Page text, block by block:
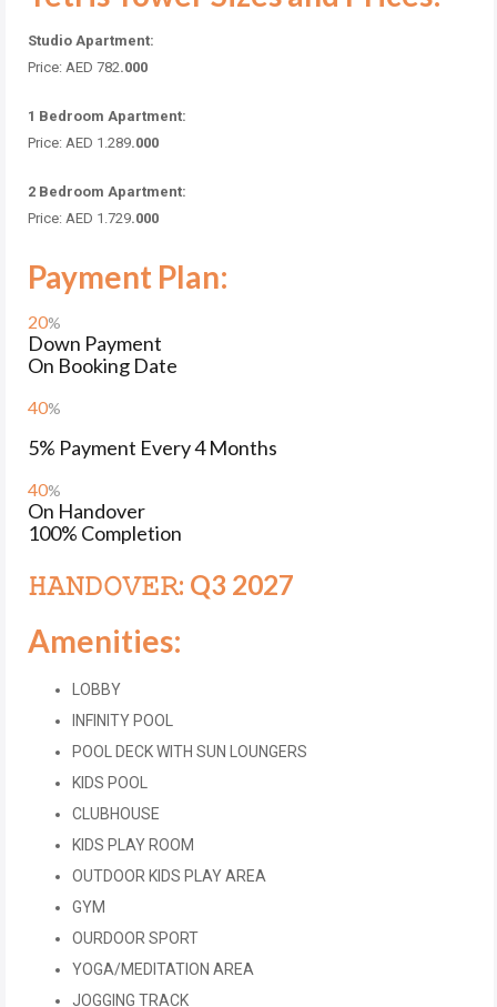
Studio Apartment:
Price: AED 782.000
1 Bedroom Apartment:
Price: AED 1.289.000
2 Bedroom Apartment:
Price: AED 1.729.000
Payment Plan:
20%
Down Payment
On Booking Date
40%
5% Payment Every 4 Months
40%
On Handover
100% Completion
𝙷𝙰𝙽𝙳𝙾𝚅𝙴𝚁: Q3 2027
Amenities:
LOBBY
INFINITY POOL
POOL DECK WITH SUN LOUNGERS
KIDS POOL
CLUBHOUSE
KIDS PLAY ROOM
OUTDOOR KIDS PLAY AREA
GYM
OURDOOR SPORT
YOGA/MEDITATION AREA
JOGGING TRACK